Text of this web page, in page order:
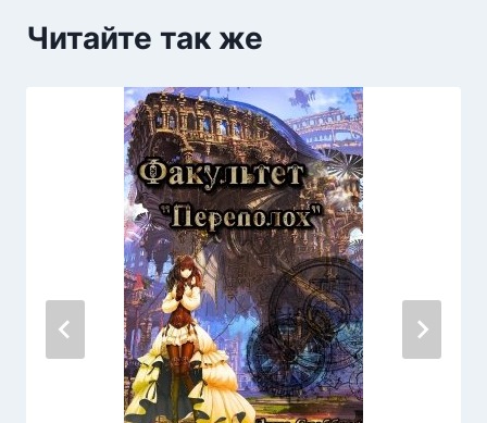
Читайте так же